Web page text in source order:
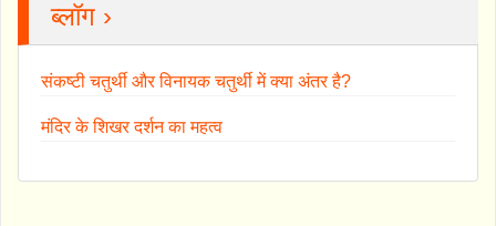
ब्लॉग ›
संकष्टी चतुर्थी और विनायक चतुर्थी में क्या अंतर है?
मंदिर के शिखर दर्शन का महत्व